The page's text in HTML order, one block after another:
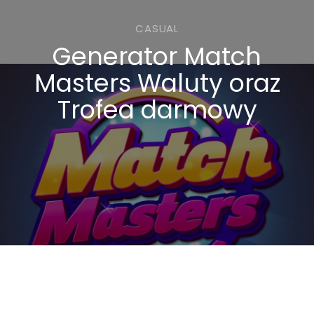
CASUAL
Generator Match
Masters Waluty oraz
Trofea darmowy